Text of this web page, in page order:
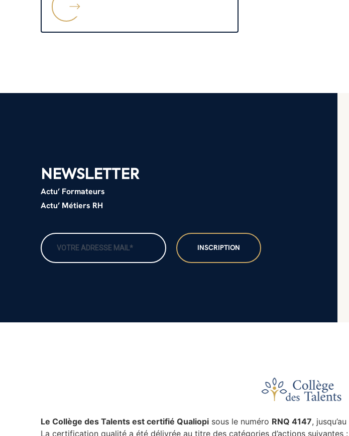
NEWSLETTER
Actu’ Formateurs
Actu’ Métiers RH
Le Collège des Talents est certifié Qualiopisous le numéro RNQ 4147, jusqu’au
La certification qualité a été délivrée au titre des catégories d’actions suivantes :